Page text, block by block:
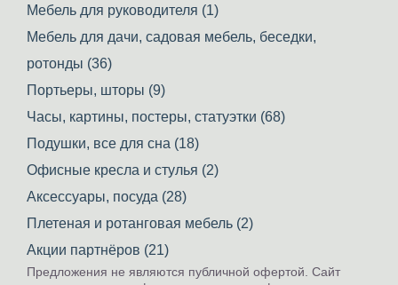
Мебель для руководителя (1)
Мебель для дачи, садовая мебель, беседки,
ротонды (36)
Портьеры, шторы (9)
Часы, картины, постеры, статуэтки (68)
Подушки, все для сна (18)
Офисные кресла и стулья (2)
Аксессуары, посуда (28)
Плетеная и ротанговая мебель (2)
Акции партнёров (21)
Предложения не являются публичной офертой. Сайт